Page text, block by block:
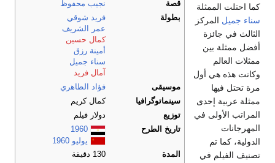
قصة
نجيب محفوظ
بطولة
فريد شوقي
عمر الشريف
كمال حسين
أمينة رزق
سناء جميل
آمال فريد
موسيقى
فؤاد الظاهري
سينماتوگرافيا
كمال كريم
توزيع
دولار فيلم
تاريخ الطرح
1960
يوليو 1960
المدة
130 دقيقة
كما احتلت الممثلة
سناء جميل المركز
الثالث في جائزة
أفضل ممثلة بين
ممثلات العالم
وكانت هذه هي أول
مرة تحتل فيها
ممثلة عربية إحدى
المراتب الأولى في
المهرجانات
الدولية، كما تم
تصنيف الفيلم في